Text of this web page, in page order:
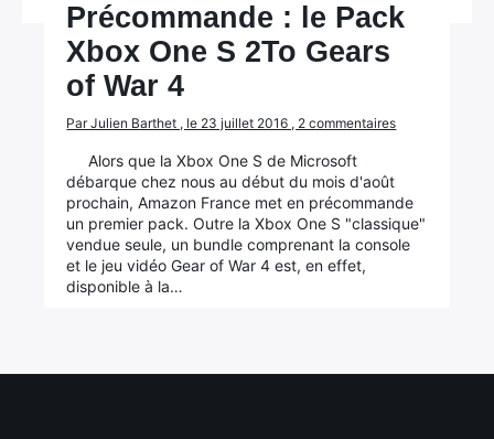
Précommande : le Pack
Xbox One S 2To Gears
of War 4
Par Julien Barthet , le 23 juillet 2016 , 2 commentaires
Alors que la Xbox One S de Microsoft
débarque chez nous au début du mois d'août
prochain, Amazon France met en précommande
un premier pack. Outre la Xbox One S "classique"
vendue seule, un bundle comprenant la console
et le jeu vidéo Gear of War 4 est, en effet,
disponible à la…